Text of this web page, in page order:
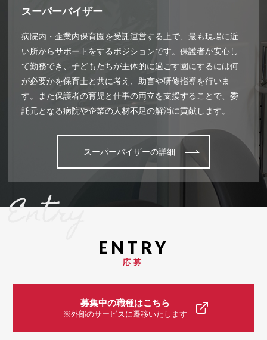
スーパーバイザー
病院内・企業内保育園を受託運営する上で、最も現場に近
い所からサポートをするポジションです。保護者が安心し
て勤務でき、子どもたちが主体的に過ごす園にするには何
が必要かを保育士と共に考え、助言や研修指導を行いま
す。また保護者の育児と仕事の両立を支援することで、委
託元となる病院や企業の人材不足の解消に貢献します。
スーパーバイザーの詳細
応募
Entry
募集中の職種はこちら
※外部のサービスに遷移いたします